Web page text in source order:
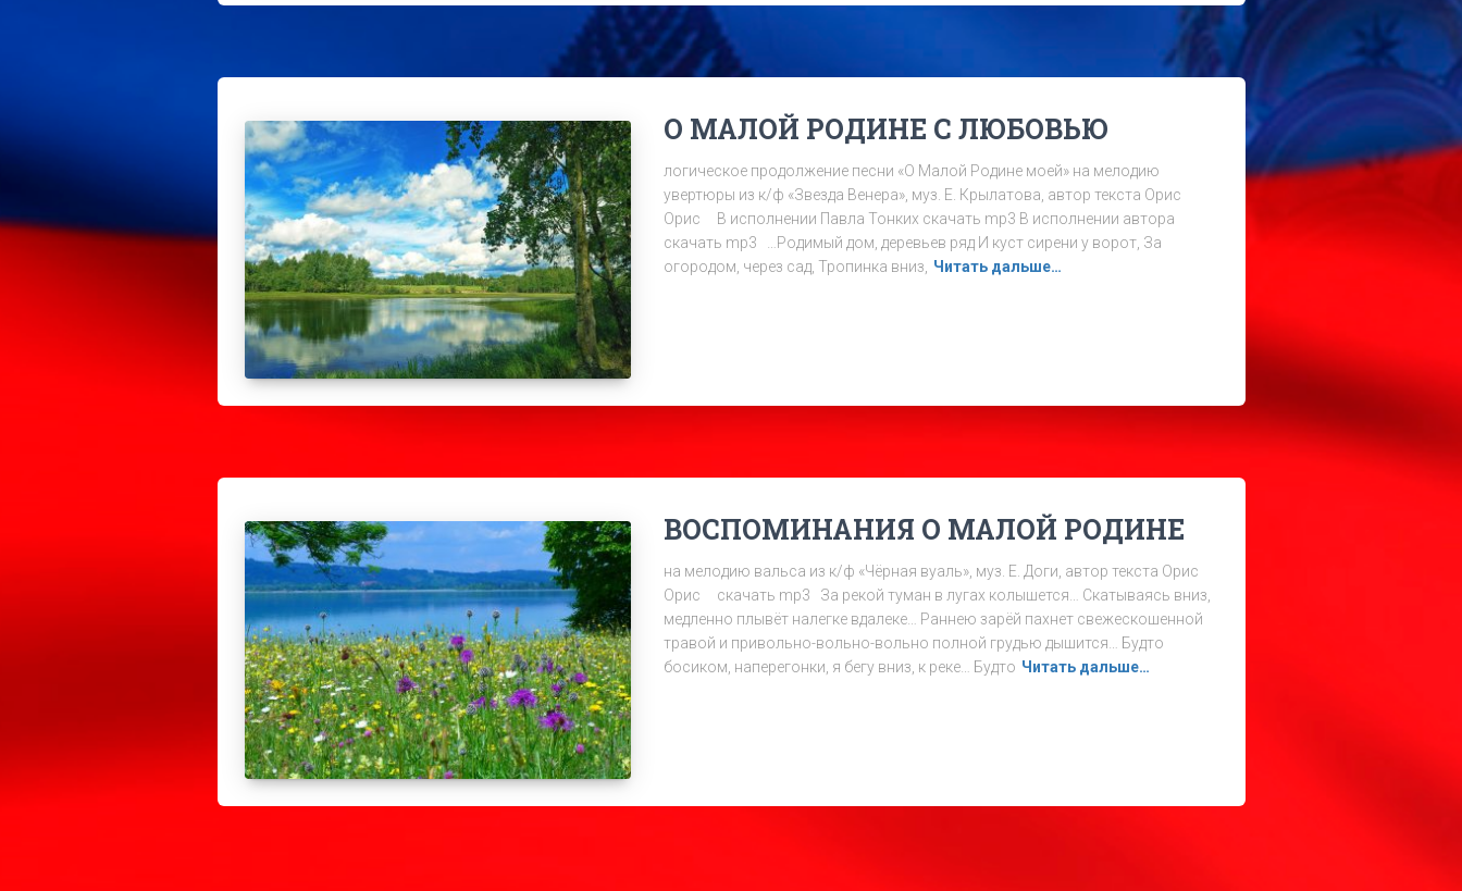
О МАЛОЙ РОДИНЕ С ЛЮБОВЬЮ
логическое продолжение песни «О Малой Родине моей» на мелодию
увертюры из к/ф «Звезда Венера», муз. Е. Крылатова, автор текста Орис
Орис В исполнении Павла Тонких скачать mp3 В исполнении автора
скачать mp3 …Родимый дом, деревьев ряд И куст сирени у ворот, За
огородом, через сад, Тропинка вниз,
Читать дальше…
ВОСПОМИНАНИЯ О МАЛОЙ РОДИНЕ
на мелодию вальса из к/ф «Чёрная вуаль», муз. Е. Доги, автор текста Орис
Орис скачать mp3 За рекой туман в лугах колышется… Скатываясь вниз,
медленно плывёт налегке вдалеке… Раннею зарёй пахнет свежескошенной
травой и привольно-вольно-вольно полной грудью дышится… Будто
босиком, наперегонки, я бегу вниз, к реке… Будто Читать дальше…